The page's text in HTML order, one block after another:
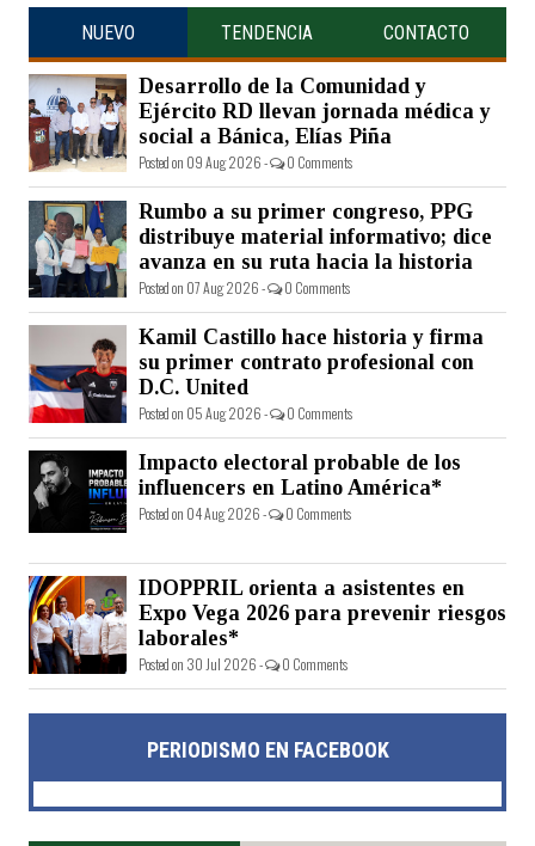
NUEVO TENDENCIA CONTACTO
Desarrollo de la Comunidad y
Ejército RD llevan jornada médica y
social a Bánica, Elías Piña
Posted on 09 Aug 2026 - 0 Comments
Rumbo a su primer congreso, PPG
distribuye material informativo; dice
avanza en su ruta hacia la historia
Posted on 07 Aug 2026 - 0 Comments
Kamil Castillo hace historia y firma
su primer contrato profesional con
D.C. United
Posted on 05 Aug 2026 - 0 Comments
Impacto electoral probable de los
influencers en Latino América*
Posted on 04 Aug 2026 - 0 Comments
IDOPPRIL orienta a asistentes en
Expo Vega 2026 para prevenir riesgos
laborales*
Posted on 30 Jul 2026 - 0 Comments
PERIODISMO EN FACEBOOK